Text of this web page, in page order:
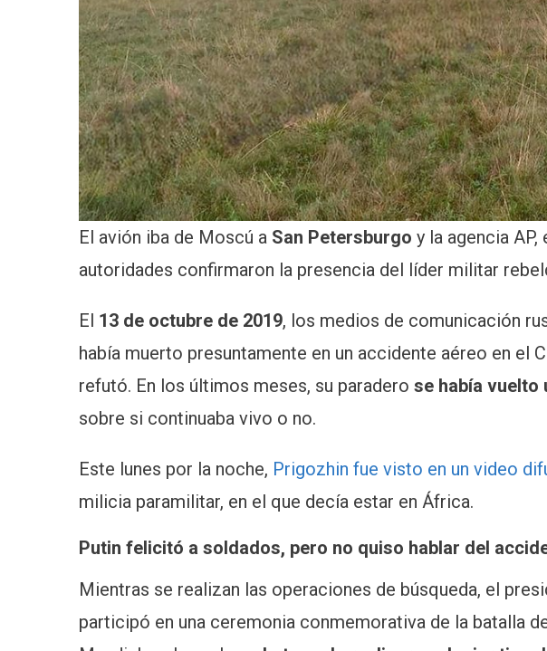
El avión iba de Moscú a San Petersburgo y la agencia
autoridades confirmaron la presencia del líder militar
El 13 de octubre de 2019, los medios de comunicación
había muerto presuntamente en un accidente aéreo en el
refutó. En los últimos meses, su paradero se había vuelto
sobre si continuaba vivo o no.
Este lunes por la noche, Prigozhin fue visto en un video
milicia paramilitar, en el que decía estar en África.
Putin felicitó a soldados, pero no quiso hablar del
Mientras se realizan las operaciones de búsqueda, el
participó en una ceremonia conmemorativa de la batalla